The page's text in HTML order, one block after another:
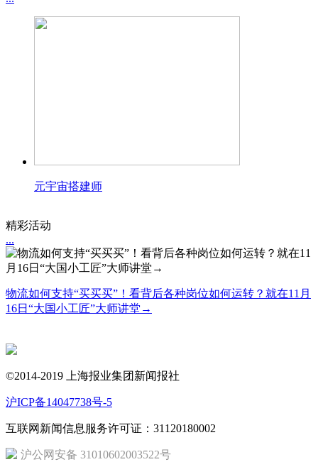
元宇宙搭建师
精彩活动
...
物流如何支持“买买买”！看背后各种岗位如何运转？就在11月
16日“大国小工匠”大师讲堂→
©2014-2019 上海报业集团新闻报社
沪ICP备14047738号-5
互联网新闻信息服务许可证：31120180002
沪公网安备 31010602003522号